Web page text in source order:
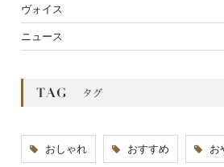
ヴォイス
ニュース
おしゃれ おすすめ お